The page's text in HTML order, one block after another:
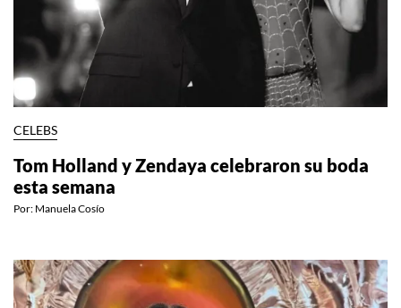
CELEBS
Tom Holland y Zendaya celebraron su boda
esta semana
Por: Manuela Cosío